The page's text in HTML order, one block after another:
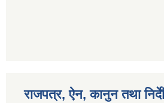
राजपत्र, ऐन, कानुन तथा